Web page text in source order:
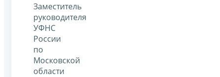
Заместитель
руководителя
УФНС
России
по
Московской
области